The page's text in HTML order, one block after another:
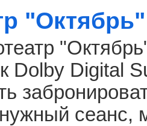
"Октябрь"
Dolby Digital
сеанс,